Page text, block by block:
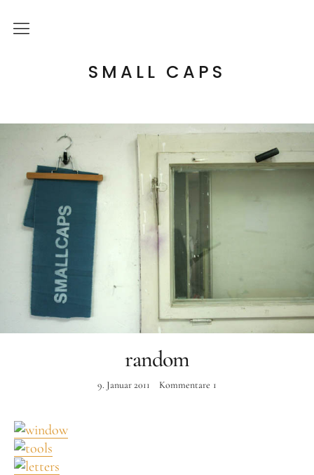
SMALL CAPS
Über mich
Letterpress Workshops
Online Kurs
Blog
Instagram
random
9. Januar 2011 Kommentare 1